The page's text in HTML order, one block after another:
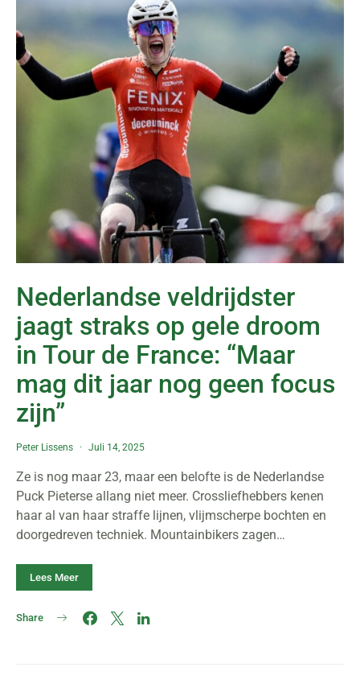
Nederlandse veldrijdster
jaagt straks op gele droom
in Tour de France: “Maar
mag dit jaar nog geen focus
zijn”
Peter Lissens Juli 14, 2025
Ze is nog maar 23, maar een belofte is de Nederlandse
Puck Pieterse allang niet meer. Crossliefhebbers kenen
haar al van haar straffe lijnen, vlijmscherpe bochten en
doorgedreven techniek. Mountainbikers zagen…
Lees Meer
Share